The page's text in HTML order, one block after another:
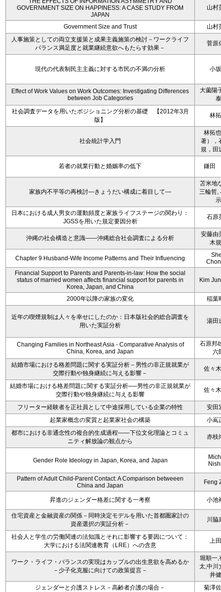
GOVERNMENT SIZE ON HAPPINESS: A CASE STUDY FROM
JAPAN
山村
Government Size and Trust
山村
人事施策としての両立支援策と成果主義施策の検討－ワークライフ
バランス満足度と就業継続意欲へもたらす効果－
菅原
現代の代表制民主主義に対する市民の不満の分析 小
Effect of Work Values on Work Outcomes: Investigating Differences
between Job Categories
大薗陽
泰
社会調査データを用いたポジショニング分析の基礎 【2012年3月
版】
林
社会統計学入門
林拓
著），
規，田
若者の就業行動と婚姻率の低下 鎌田
家族内不平等の再検討―きょうだい構成に着目して―
苫米地
三輪哲,
示
日本における成人男女の運動頻度と家族ライフステージの関わり：
JGSSを用いた規定要因分析
石原
沖縄の社会構造と意識――沖縄総合社会調査による分析
安藤由
木
Chapter 9 Husband-Wife Income Patterns and Their Influencing
Financial Support to Parents and Parents-in-law: How the social
status of married women affects financial support for parents in
Korea, Japan, and China
Kim
2000年以降の家族の変化 稲葉
近年の喫煙規制は人々を幸せにしたのか：日本版社会的総合調査を
用いた実証分析
湯田
Changing Families in Northeast Asia - Comparative Analysis of
China, Korea, and Japan
石原邦
六
結婚市場における格差問題に関する実証分析－男性の非正規就業が
交際行動や独身継続に与える影響－
佐々
結婚市場における格差問題に関する実証分析──男性の非正規就業が
交際行動や独身継続に与える影響
佐々
フリーター経験者を正社員として中途採用している企業の特性
安田
起業家概念の変質と起業家社会の構築
小嶌
都市における非通念性の複合的生成過程――下位文化理論とコミュ
ニティ解放論の観点から
赤枝
Gender Role Ideology in Japan, Korea, and Japan
Pattern of Adult Child-Parent Contact: A Comparison betweeen
China and Japan
Feng
昇進のジェンダー格差に関する一考察 小池
住宅資産と金融資産の関係－同時決定モデルを用いた首都圏家計の
資産選択の実証分析－
川脇
社会人と学生の労働関連の法知識とそれに影響する要因について：
大学における法関連教育（LRE）への含意
上
ワーク・ライフ・バランスの実現はカップルの出生意欲を高めるか
－少子化克服に向けての政策提言－
堀順一,
太,中川
井
ジェンダーと介護ストレス－高齢者介護の場合－
菊澤